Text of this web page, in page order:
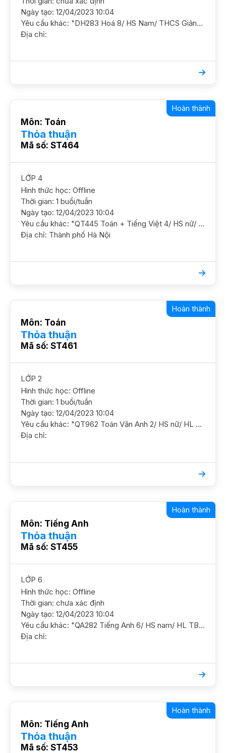
Ngày tạo: 12/04/2023 10:04
Yêu cầu khác: "DH283 Hoá 8/ HS Nam/ THCS Giảng Võ/ HL TB Khá Cần GS giúp ôn luyện nắm chắc kiến thức cơ bản ĐC Đê La Thành, Ngọc Khánh, Ba Đình GS nam nữ ok, YC có kinh nghiệm Lịch học Sáng t6 *1070 Đê La Thành"
Địa chỉ:
Môn: Toán
Thỏa thuận
Mã số: ST464
Hoàn thành
LỚP 4
Hình thức học: Offline
Thời gian: 1 buổi/tuần
Ngày tạo: 12/04/2023 10:04
Yêu cầu khác: "QT445 Toán + Tiếng Việt 4/ HS nữ/ TH Nghĩa Tân/ HL TB Khá CCần học chắc cơ bản và ôn luyện thêm, chủ yếu học Toán là chính GS nữ. Sư Phạm, giảng dạy dễ hiểu ĐC Hoàng Quốc Việt, Nghĩa Đô, Cầu Giấy (gần chợ Nghĩa Tân)"
Địa chỉ: Thành phố Hà Nội
Môn: Toán
Thỏa thuận
Mã số: ST461
Hoàn thành
LỚP 2
Hình thức học: Offline
Thời gian: 1 buổi/tuần
Ngày tạo: 12/04/2023 10:04
Yêu cầu khác: "QT962 Toán Văn Anh 2/ HS nữ/ HL TB Khá Cần học cơ bản theo chương trình trên lớp, hướng dẫn BTVN ĐC Kim Văn, Kim Lũ. GS nữ"
Địa chỉ:
Môn: Tiếng Anh
Thỏa thuận
Mã số: ST455
Hoàn thành
LỚP 6
Hình thức học: Offline
Thời gian: chưa xác định
Ngày tạo: 12/04/2023 10:04
Yêu cầu khác: "QA282 Tiếng Anh 6/ HS nam/ HL TB Cần nắm chắc kiến thức cơ bản và ôn luyện thêm YC GS nam nữ ok DC 52 Hàng Buồm Học phí 150-180"
Địa chỉ:
Môn: Tiếng Anh
Thỏa thuận
Mã số: ST453
Hoàn thành